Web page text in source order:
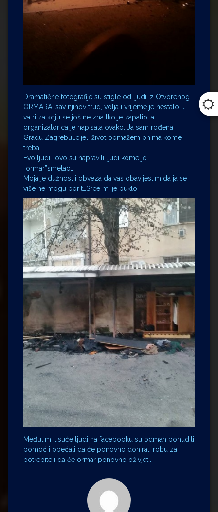
Dramatične fotografije su stigle od ljudi iz Otvorenog
ORMARA. sav njihov trud, volja i vrijeme je nestalo u
vatri za koju se još ne zna tko je zapalio, a
organizatorica je napisala ovako: Ja sam rođena i
Gradu Zagrebu…cijeli život pomažem onima kome
treba…
Evo ljudi….ovo su napravili ljudi kome je
“ormar”smetao…
Moja je dužnost i obveza da vas obavijestim da ja se
više ne mogu borit…Srce mi je puklo…
Međutim, tisuće ljudi na facebooku su odmah ponudili
pomoć i obećali da će ponovno donirati robu za
potrebite i da će ormar ponovno oživjeti.